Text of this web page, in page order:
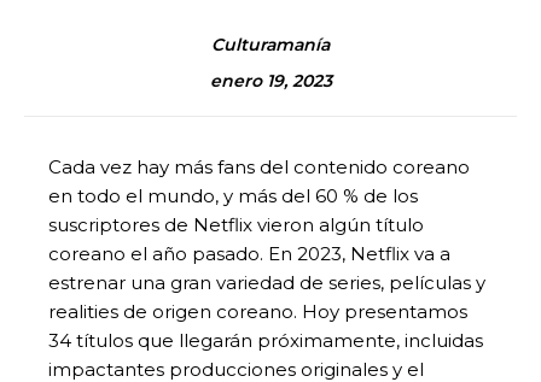
Culturamanía
enero 19, 2023
Cada vez hay más fans del contenido coreano
en todo el mundo, y más del 60 % de los
suscriptores de Netflix vieron algún título
coreano el año pasado. En 2023, Netflix va a
estrenar una gran variedad de series, películas y
realities de origen coreano. Hoy presentamos
34 títulos que llegarán próximamente, incluidas
impactantes producciones originales y el